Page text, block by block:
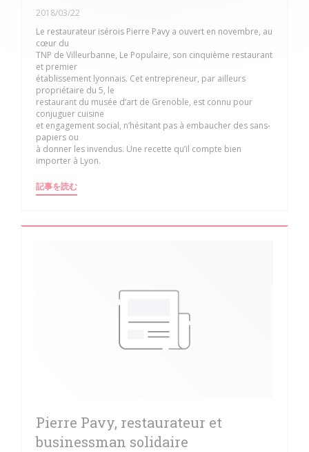
2018/03/22
Le restaurateur isérois Pierre Pavy a ouvert en novembre, au
cœur du
TNP de Villeurbanne, Le Populaire, son cinquième restaurant
et premier
établissement lyonnais. Cet entrepreneur, par ailleurs
propriétaire du 5, le
restaurant du musée d’art de Grenoble, est connu pour
conjuguer cuisine
et engagement social, n’hésitant pas à embaucher des sans-
papiers ou
à donner les invendus. Une recette qu’il compte bien
importer à Lyon.
記事を読む((新しいウィンドウで開きます))
Pierre Pavy, restaurateur et
businessman solidaire